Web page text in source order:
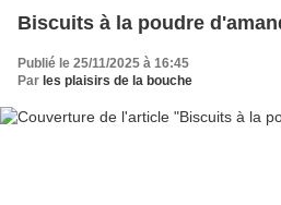
Biscuits à la poudre
Publié le 25/11/2025 à 16:45
Par les plaisirs de la bouche